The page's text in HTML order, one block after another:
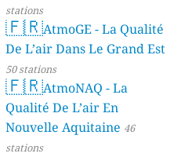
stations
🇫🇷AtmoGE - La Qualité
De L’air Dans Le Grand Est
50 stations
🇫🇷AtmoNAQ - La
Qualité De L’air En
Nouvelle Aquitaine 46
stations